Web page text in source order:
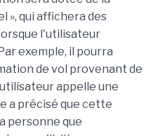
», qui affichera des
l'utilisateur
exemple, il pourra
de vol provenant de
appelle une
a précisé que cette
personne que